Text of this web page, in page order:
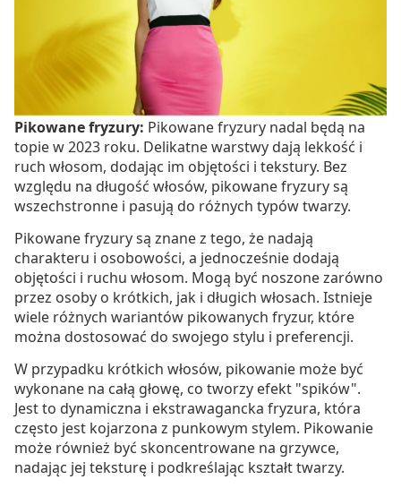
Pikowane fryzury: Pikowane fryzury nadal będą na
topie w 2023 roku. Delikatne warstwy dają lekkość i
ruch włosom, dodając im objętości i tekstury. Bez
względu na długość włosów, pikowane fryzury są
wszechstronne i pasują do różnych typów twarzy.
Pikowane fryzury są znane z tego, że nadają
charakteru i osobowości, a jednocześnie dodają
objętości i ruchu włosom. Mogą być noszone zarówno
przez osoby o krótkich, jak i długich włosach. Istnieje
wiele różnych wariantów pikowanych fryzur, które
można dostosować do swojego stylu i preferencji.
W przypadku krótkich włosów, pikowanie może być
wykonane na całą głowę, co tworzy efekt "spików".
Jest to dynamiczna i ekstrawagancka fryzura, która
często jest kojarzona z punkowym stylem. Pikowanie
może również być skoncentrowane na grzywce,
nadając jej teksturę i podkreślając kształt twarzy.